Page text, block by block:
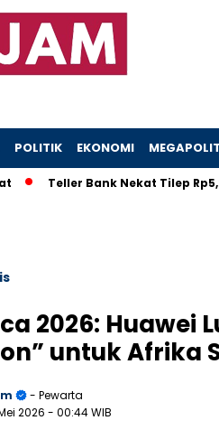
POLITIK EKONOMI
Bank Nekat Tilep Rp5,2 M,
2026: Huawei
untuk Afrika
- Pewarta
2026 - 00:44 WIB